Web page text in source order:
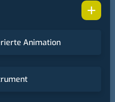
+
Animation